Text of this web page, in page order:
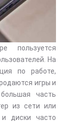
пользуется
На
по работе,
игры и
часть
из сети или
и диски часто